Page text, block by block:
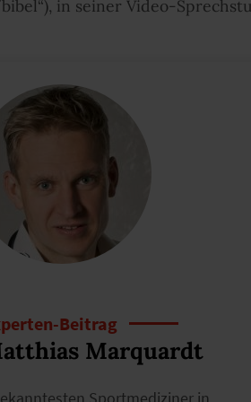
in seiner Video-
Beitrag
Marquardt